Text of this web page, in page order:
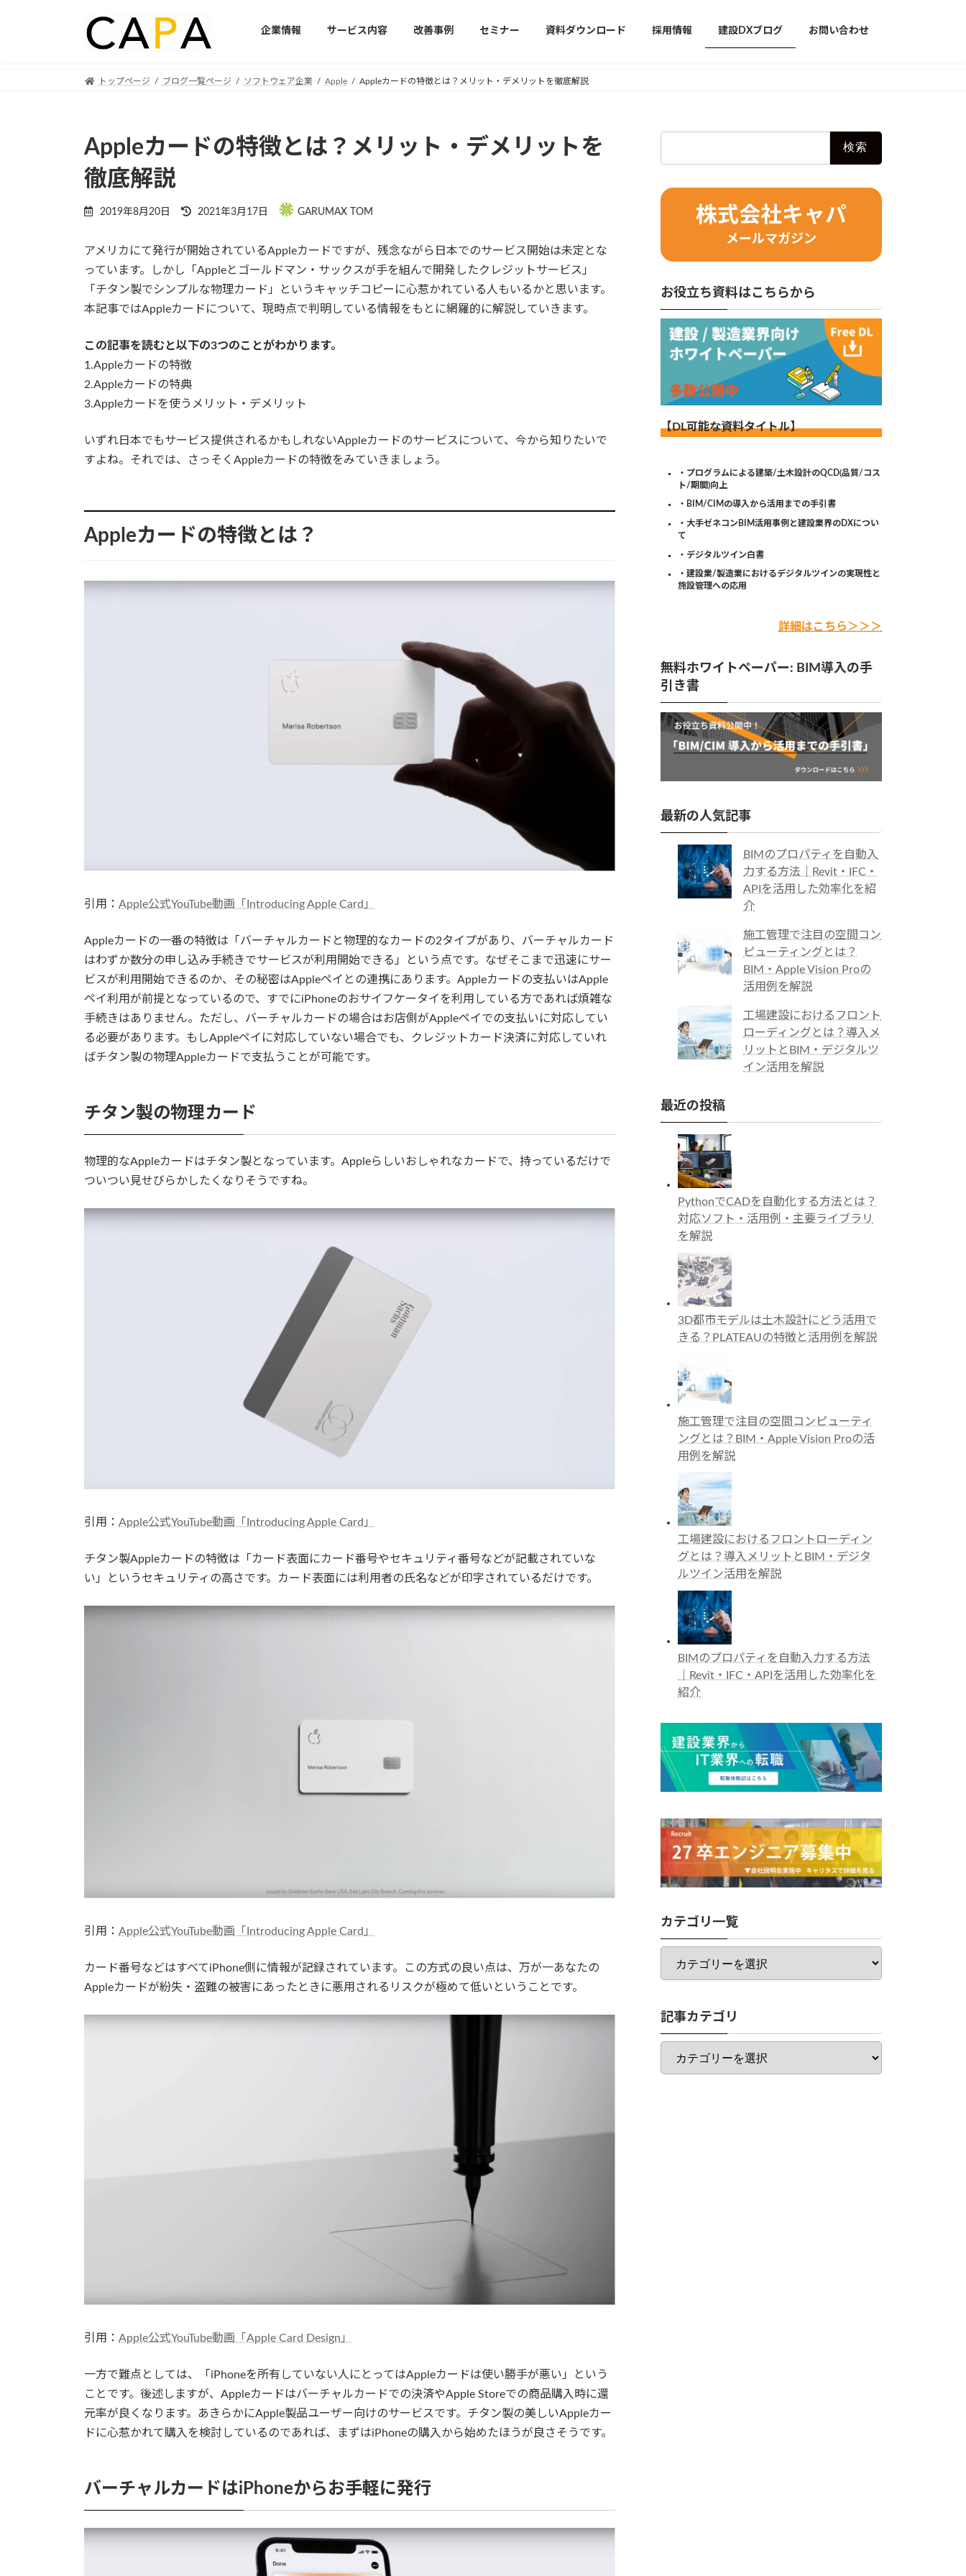
企業情報 サービス内容 改善事例 セミナー 資料ダウンロード 採用情報 建設DXブログ お問い合わせ
トップページ ブログ一覧ページ ソフトウェア企業 Apple Appleカードの特徴とは？メリット・デメリットを徹底解説
Appleカードの特徴とは？メリット・デメリットを
徹底解説
2019年8月20日
Last
updated
2021年3月17日 GARUMAX TOM
アメリカにて発行が開始されているAppleカードですが、残念ながら日本でのサービス開始は未定とな
っています。しかし「Appleとゴールドマン・サックスが手を組んで開発したクレジットサービス」
「チタン製でシンプルな物理カード」というキャッチコピーに心惹かれている人もいるかと思います。
本記事ではAppleカードについて、現時点で判明している情報をもとに網羅的に解説していきます。
この記事を読むと以下の3つのことがわかります。
1.Appleカードの特徴
2.Appleカードの特典
3.Appleカードを使うメリット・デメリット
いずれ日本でもサービス提供されるかもしれないAppleカードのサービスについて、今から知りたいで
すよね。それでは、さっそくAppleカードの特徴をみていきましょう。
Appleカードの特徴とは？
引用： Apple公式YouTube動画「Introducing Apple Card」
Appleカードの一番の特徴は「バーチャルカードと物理的なカードの2タイプがあり、バーチャルカード
はわずか数分の申し込み手続きでサービスが利用開始できる」という点です。なぜそこまで迅速にサー
ビスが利用開始できるのか、その秘密はAppleペイとの連携にあります。Appleカードの支払いはApple
ペイ利用が前提となっているので、すでにiPhoneのおサイフケータイを利用している方であれば煩雑な
手続きはありません。ただし、バーチャルカードの場合はお店側がAppleペイでの支払いに対応してい
る必要があります。もしAppleペイに対応していない場合でも、クレジットカード決済に対応していれ
ばチタン製の物理Appleカードで支払うことが可能です。
チタン製の物理カード
物理的なAppleカードはチタン製となっています。Appleらしいおしゃれなカードで、持っているだけで
ついつい見せびらかしたくなりそうですね。
引用： Apple公式YouTube動画「Introducing Apple Card」
チタン製Appleカードの特徴は「カード表面にカード番号やセキュリティ番号などが記載されていな
い」というセキュリティの高さです。カード表面には利用者の氏名などが印字されているだけです。
引用： Apple公式YouTube動画「Introducing Apple Card」
カード番号などはすべてiPhone側に情報が記録されています。この方式の良い点は、万が一あなたの
Appleカードが紛失・盗難の被害にあったときに悪用されるリスクが極めて低いということです。
引用： Apple公式YouTube動画「Apple Card Design」
一方で難点としては、「iPhoneを所有していない人にとってはAppleカードは使い勝手が悪い」という
ことです。後述しますが、Appleカードはバーチャルカードでの決済やApple Storeでの商品購入時に還
元率が良くなります。あきらかにApple製品ユーザー向けのサービスです。チタン製の美しいAppleカー
ドに心惹かれて購入を検討しているのであれば、まずはiPhoneの購入から始めたほうが良さそうです。
バーチャルカードはiPhoneからお手軽に発行
株式会社キャパ
メールマガジン
お役立ち資料はこちらから
【DL可能な資料タイトル】
・プログラムによる建築/土木設計のQCD(品質/コス
ト/期間)向上
・BIM/CIMの導入から活用までの手引書
・大手ゼネコンBIM活用事例と建設業界のDXについ
て
・デジタルツイン白書
・建設業/製造業におけるデジタルツインの実現性と
施設管理への応用
詳細はこちら＞＞＞
無料ホワイトペーパー: BIM導入の手
引き書
最新の人気記事
BIMのプロパティを自動入
力する方法｜Revit・IFC・
APIを活用した効率化を紹
介
施工管理で注目の空間コン
ピューティングとは？
BIM・Apple Vision Proの
活用例を解説
工場建設におけるフロント
ローディングとは？導入メ
リットとBIM・デジタルツ
イン活用を解説
最近の投稿
PythonでCADを自動化する方法とは？
対応ソフト・活用例・主要ライブラリ
を解説
3D都市モデルは土木設計にどう活用で
きる？PLATEAUの特徴と活用例を解説
施工管理で注目の空間コンピューティ
ングとは？BIM・Apple Vision Proの活
用例を解説
工場建設におけるフロントローディン
グとは？導入メリットとBIM・デジタ
ルツイン活用を解説
BIMのプロパティを自動入力する方法
｜Revit・IFC・APIを活用した効率化を
紹介
カテゴリ一覧
カ
ゴ
一
覧
記事カテゴリ
記
カ